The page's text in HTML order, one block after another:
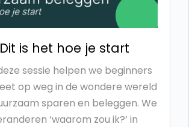
Dit is het hoe je start
sessie helpen we beginners
op weg in de wondere wereld
sparen en beleggen. We
‘waarom zou ik?’ in